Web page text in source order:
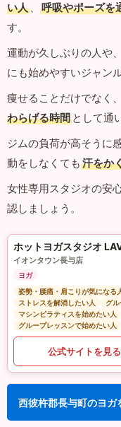
い人 、 呼吸やポーズを
す。
運動が久しぶりの人や、
にも始めやすいジャンル
痩せることだけでなく、
わらげる時間 として通
ジムの負荷が高そうに
動をしなくても 汗をか
女性専用スタジオの安
認しましょう。
ホットヨガスタジオ
イオンタウン長与店
ヨガ
姿勢・腰痛・肩こりが気になる
ストレスを解消したい人
グ
マシンピラティスを始めたい人
グループレッスンで始めたい人
公式サイトを見る
西彼杵郡長与町のヨガ